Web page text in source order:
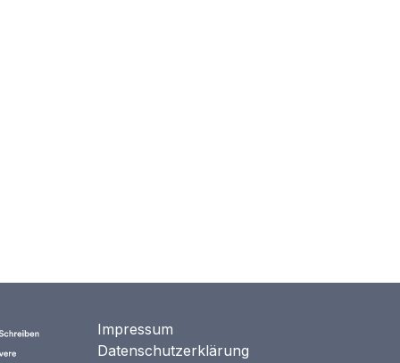
Impressum
Datenschutzerklärung